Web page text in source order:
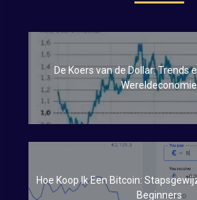
De Koers van de Dollar: Trends
Wereldeconomie
Hoe Koop Ik Een Bitcoin:
Beginners